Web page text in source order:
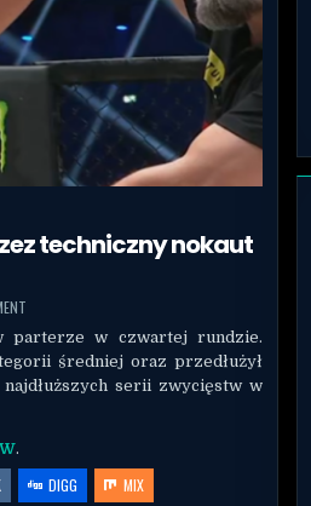
techniczny nokaut
parterze w czwartej rundzie.
średniej oraz przedłużył
serii zwycięstw w
.
DIGG MIX